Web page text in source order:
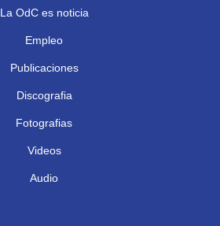
La OdC es noticia
Empleo
Publicaciones
Discografia
Fotografias
Videos
Audio